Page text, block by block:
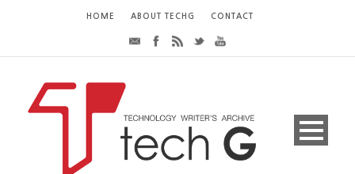
HOME ABOUT TECHG CONTACT